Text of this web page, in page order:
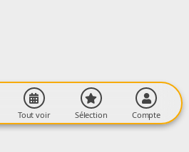
Tout voir Sélection Compte